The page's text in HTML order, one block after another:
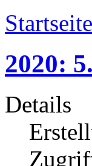
Startseite
2020:
Details